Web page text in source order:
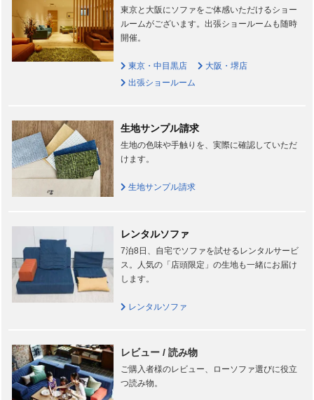
東京と大阪にソファをご体感いただけるショー
ルームがございます。出張ショールームも随時
開催。
東京・中目黒店
大阪・堺店
出張ショールーム
生地サンプル請求
生地の色味や手触りを、実際に確認していただ
けます。
生地サンプル請求
レンタルソファ
7泊8日、自宅でソファを試せるレンタルサービ
ス。人気の「店頭限定」の生地も一緒にお届け
します。
レンタルソファ
レビュー / 読み物
ご購入者様のレビュー、ローソファ選びに役立
つ読み物。